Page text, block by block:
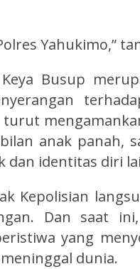
Yahukimo,”
Busup
turut
anak panah,
identitas diri
Kepolisian
Dan saat
yang
dunia.